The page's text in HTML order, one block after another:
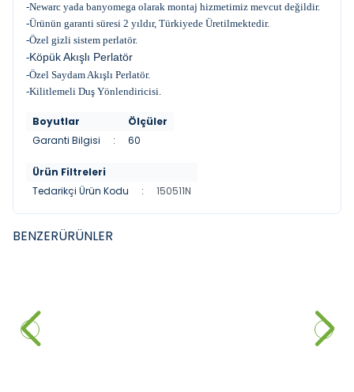
-Newarc yada banyomega olarak montaj hizmetimiz mevcut değildir.
-Ürünün garanti süresi 2 yıldır, Türkiyede Üretilmektedir.
-Özel gizli sistem perlatör.
-Köpük Akışlı Perlatör
-Özel Saydam Akışlı Perlatör.
-Kilitlemeli Duş Yönlendiricisi.
Boyutlar
Ölçüler
Garanti Bilgisi
: 60
Ürün Filtreleri
Tedarikçi Ürün Kodu
: 150511N
BENZERÜRÜNLER
3.000,00